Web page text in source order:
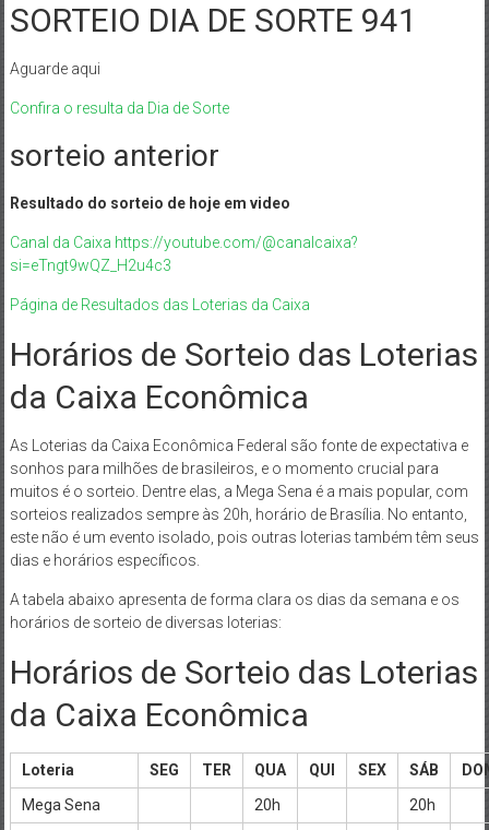
SORTEIO DIA DE SORTE 941
Aguarde aqui
Confira o resulta da Dia de Sorte
sorteio anterior
Resultado do sorteio de hoje em video
Canal da Caixa https://youtube.com/@canalcaixa?
si=eTngt9wQZ_H2u4c3
Página de Resultados das Loterias da Caixa
Horários de Sorteio das Loterias
da Caixa Econômica
As Loterias da Caixa Econômica Federal são fonte de expectativa e
sonhos para milhões de brasileiros, e o momento crucial para
muitos é o sorteio. Dentre elas, a Mega Sena é a mais popular, com
sorteios realizados sempre às 20h, horário de Brasília. No entanto,
este não é um evento isolado, pois outras loterias também têm seus
dias e horários específicos.
A tabela abaixo apresenta de forma clara os dias da semana e os
horários de sorteio de diversas loterias:
Horários de Sorteio das Loterias
da Caixa Econômica
Loteria SEG TER QUA QUI SEX SÁB
Mega Sena
20h
20h